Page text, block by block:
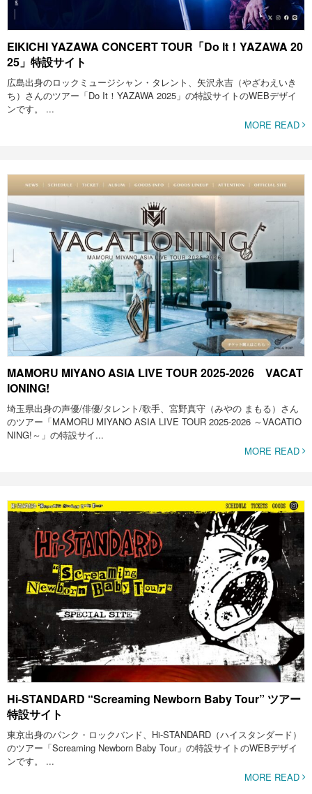
EIKICHI YAZAWA CONCERT TOUR「Do It！YAZAWA 20
25」特設サイト
広島出身のロックミュージシャン・タレント、矢沢永吉（やざわえいき
ち）さんのツアー「Do It！YAZAWA 2025」の特設サイトのWEBデザイ
ンです。 ...
MORE READ
MAMORU MIYANO ASIA LIVE TOUR 2025-2026 VACAT
IONING!
埼玉県出身の声優/俳優/タレント/歌手、宮野真守（みやの まもる）さん
のツアー「MAMORU MIYANO ASIA LIVE TOUR 2025-2026 ～VACATIO
NING!～」の特設サイ...
MORE READ
Hi-STANDARD “Screaming Newborn Baby Tour” ツアー
特設サイト
東京出身のパンク・ロックバンド、Hi-STANDARD（ハイスタンダード）
のツアー「Screaming Newborn Baby Tour」の特設サイトのWEBデザイ
ンです。 ...
MORE READ